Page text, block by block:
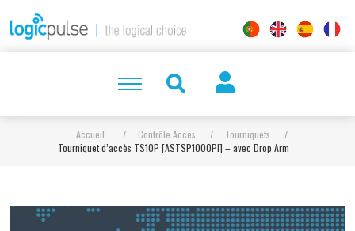
Accueil / Contrôle Accès / Tourniquets
/
Tourniquet d’accès TS10P [ASTSP1000PI] – avec Drop Arm